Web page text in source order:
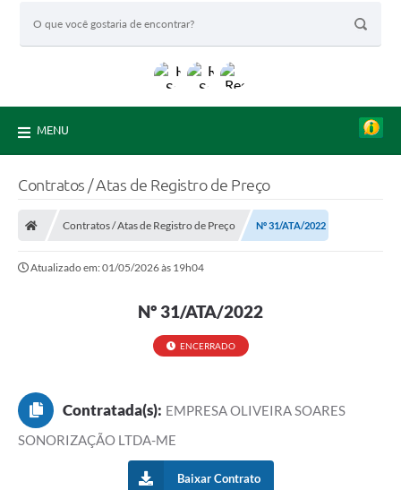
MENU
Contratos / Atas de Registro de Preço
Contratos / Atas de Registro de Preço Nº 31/ATA/2022
Atualizado em: 01/05/2026 às 19h04
Nº 31/ATA/2022
ENCERRADO
Contratada(s): EMPRESA OLIVEIRA SOARES
SONORIZAÇÃO LTDA-ME
Baixar Contrato